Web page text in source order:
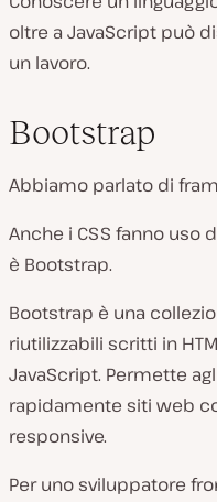
oltre a JavaScript può
un lavoro.
Bootstrap
Abbiamo parlato di
Anche i CSS fanno uso
è Bootstrap.
Bootstrap è una
riutilizzabili scritti in
JavaScript. Permette
rapidamente siti web
responsive.
Per uno sviluppatore